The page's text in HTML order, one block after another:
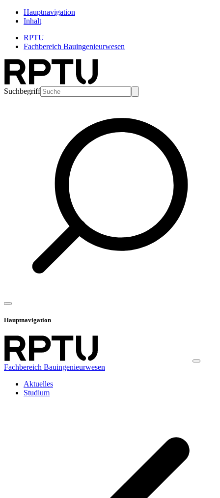
Hauptnavigation
Inhalt
RPTU
Fachbereich Bauingenieurwesen
Suchbegriff
Hauptnavigation
Fachbereich Bauingenieurwesen
Aktuelles
Studium